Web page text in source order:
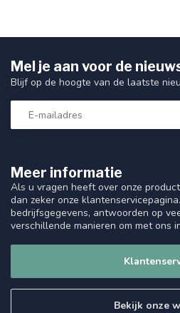
Meer informatie
Als u vragen heeft over onze
dan zeker onze
bedrijfsgegevens, antwoorden op
verschillende manieren om met ons
Bekijk onze
Mel je aan voor de
Blijf op de hoogte van de laatste